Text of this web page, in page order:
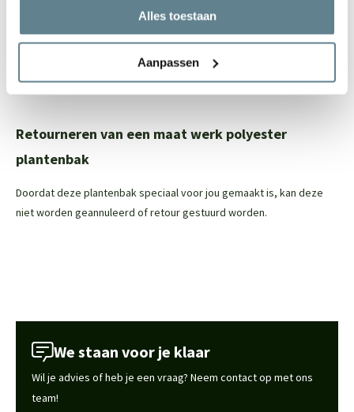
Alles toestaan
Aanpassen
Om de polyester plantenbak zo stralend mogelijk te houden, raden
je eenvoudig je polyester plantenbak en zorg je ervoor dat de jouw
plantenbak er na van loop van tijd weer als nieuw uit gaat zien. In
deze set zit eenCleaneren eenCoating spray.
Retourneren van een maat werk polyester
plantenbak
Doordat deze plantenbak speciaal voor jou gemaakt is, kan deze
niet worden geannuleerd of retour gestuurd worden.
We staan voor je klaar
Wil je advies of heb je een vraag? Neem contact op met ons
team!